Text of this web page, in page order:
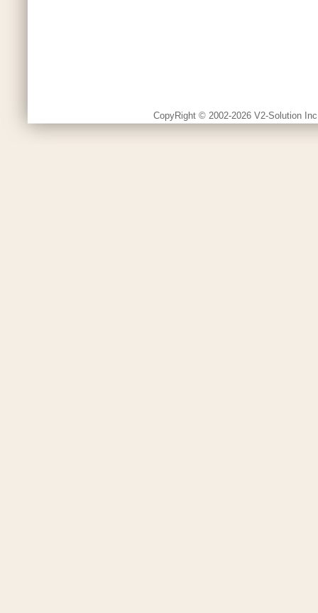
CopyRight © 2002-2026 V2-Solution